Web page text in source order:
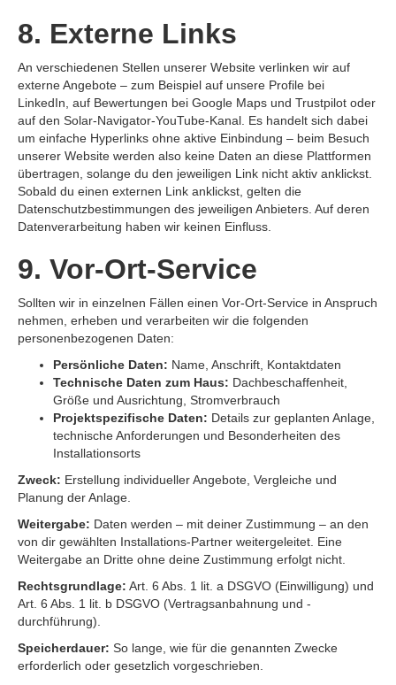
8. Externe Links
An verschiedenen Stellen unserer Website verlinken wir auf
externe Angebote – zum Beispiel auf unsere Profile bei
LinkedIn, auf Bewertungen bei Google Maps und Trustpilot oder
auf den Solar-Navigator-YouTube-Kanal. Es handelt sich dabei
um einfache Hyperlinks ohne aktive Einbindung – beim Besuch
unserer Website werden also keine Daten an diese Plattformen
übertragen, solange du den jeweiligen Link nicht aktiv anklickst.
Sobald du einen externen Link anklickst, gelten die
Datenschutzbestimmungen des jeweiligen Anbieters. Auf deren
Datenverarbeitung haben wir keinen Einfluss.
9. Vor-Ort-Service
Sollten wir in einzelnen Fällen einen Vor-Ort-Service in Anspruch
nehmen, erheben und verarbeiten wir die folgenden
personenbezogenen Daten:
Persönliche Daten: Name, Anschrift, Kontaktdaten
Technische Daten zum Haus: Dachbeschaffenheit,
Größe und Ausrichtung, Stromverbrauch
Projektspezifische Daten: Details zur geplanten Anlage,
technische Anforderungen und Besonderheiten des
Installationsorts
Zweck: Erstellung individueller Angebote, Vergleiche und
Planung der Anlage.
Weitergabe: Daten werden – mit deiner Zustimmung – an den
von dir gewählten Installations-Partner weitergeleitet. Eine
Weitergabe an Dritte ohne deine Zustimmung erfolgt nicht.
Rechtsgrundlage: Art. 6 Abs. 1 lit. a DSGVO (Einwilligung) und
Art. 6 Abs. 1 lit. b DSGVO (Vertragsanbahnung und -
durchführung).
Speicherdauer: So lange, wie für die genannten Zwecke
erforderlich oder gesetzlich vorgeschrieben.